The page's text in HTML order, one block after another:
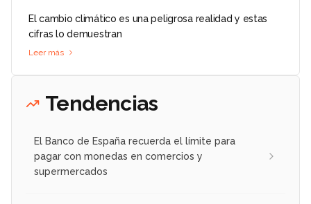
El cambio climático es una peligrosa realidad y estas
cifras lo demuestran
Leer más
Tendencias
El Banco de España recuerda el límite para
pagar con monedas en comercios y
supermercados